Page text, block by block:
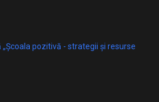
pozitivă - strategii și resurse